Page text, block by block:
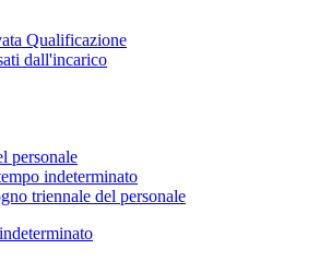
Qualificazione
dall'incarico
personale
indeterminato
triennale del personale